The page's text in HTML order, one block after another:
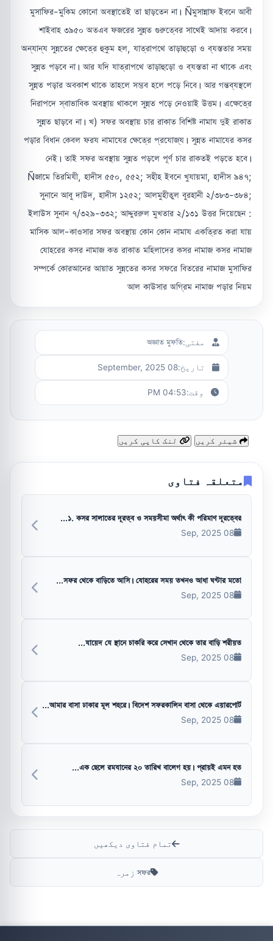
মুসাফির-মুকিম কোনো অবস্থাতেই তা ছাড়তেন না। Ñমুসান্নাফ ইবনে আবী
শাইবাহ ৩৯৫০ অতএব ফজরের সুন্নত গুরুত্বের সাথেই আদায় করবে।
অন্যান্য সুন্নতের ক্ষেত্রে হুকুম হল, যাত্রাপথে তাড়াহুড়ো ও ব্যস্ততার সময়
সুন্নত পড়বে না। আর যদি যাত্রাপথে তাড়াহুড়ো ও ব্যস্ততা না থাকে এবং
সুন্নত পড়ার অবকাশ থাকে তাহলে সম্ভব হলে পড়ে নিবে। আর গন্তব্যস্থলে
নিরাপদে স্বাভাবিক অবস্থায় থাকলে সুন্নত পড়ে নেওয়াই উত্তম। এক্ষেত্রে
সুন্নত ছাড়বে না। খ) সফর অবস্থায় চার রাকাত বিশিষ্ট নামায দুই রাকাত
পড়ার বিধান কেবল ফরয নামাযের ক্ষেত্রে প্রযোজ্য। সুন্নত নামাযের কসর
নেই। তাই সফর অবস্থায় সুন্নত পড়লে পূর্ণ চার রাকতই পড়তে হবে।
Ñজামে তিরমিযী, হাদীস ৫৫০, ৫৫২; সহীহ ইবনে খুযায়মা, হাদীস ৯৪৭;
সুনানে আবু দাউদ, হাদীস ১২৫২; আলমুহীতুল বুরহানী ২/৩৮৩-৩৮৪;
ইলাউস সুনান ৭/৩২৯-৩৩২; আদ্দুররুল মুখতার ২/১৩১ উত্তর দিয়েছেন :
মাসিক আল-কাওসার সফর অবস্থায় কোন কোন নামায একত্রিত করা যায়
যোহরের কসর নামাজ কত রাকাত মহিলাদের কসর নামাজ কসর নামাজ
সম্পর্কে কোরআনের আয়াত সুন্নতের কসর সফরে বিতরের নামাজ মুসাফির
আল কাউসার অগ্রিম নামাজ পড়ার নিয়ম
مفتی:অজ্ঞাত মুফতি
تاریخ:08 September, 2025
وقت:04:53 PM
متعلقہ فتاوی
১. কসর সালাতের দূরত্ব ও সময়সীমা অর্থাৎ কী পরিমাণ দূরত্বের...
08 Sep, 2025
সফর থেকে বাড়িতে আসি। যোহরের সময় তখনও আধা ঘণ্টার মতো...
08 Sep, 2025
যায়েদ যে স্থানে চাকরি করে সেখান থেকে তার বাড়ি শরীয়ত...
08 Sep, 2025
আমার বাসা ঢাকার মূল শহরে। বিদেশ সফরকালিন বাসা থেকে এয়ারপোর্ট...
08 Sep, 2025
এক ছেলে রমযানের ২০ তারিখ বালেগ হয়। প্রায়ই এমন হত...
08 Sep, 2025
تمام فتاوی دیکھیں
সফর زمرہ